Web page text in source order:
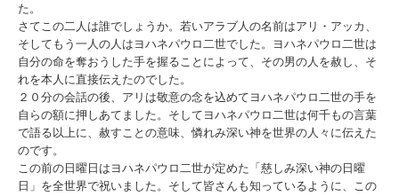
た。
さてこの二人は誰でしょうか。若いアラブ人の名前はアリ・アッカ、
そしてもう一人の人はヨハネパウロ二世でした。ヨハネパウロ二世は
自分の命を奪おうした手を握ることによって、その男の人を赦し、そ
れを本人に直接伝えたのでした。
２０分の会話の後、アリは敬意の念を込めてヨハネパウロ二世の手を
自らの額に押しあてました。そしてヨハネパウロ二世は何千もの言葉
で語る以上に、赦すことの意味、憐れみ深い神を世界の人々に伝えた
のです。
この前の日曜日はヨハネパウロ二世が定めた「慈しみ深い神の日曜
日」を全世界で祝いました。そして皆さんも知っているように、 この